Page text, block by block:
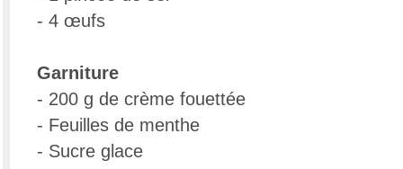
- 4 œufs
Garniture
- 200 g de crème fouettée
- Feuilles de menthe
- Sucre glace